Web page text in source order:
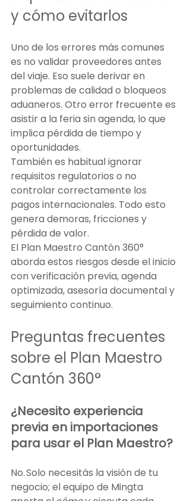
y cómo evitarlos
Uno de los errores más comunes
es no validar proveedores antes
del viaje. Eso suele derivar en
problemas de calidad o bloqueos
aduaneros. Otro error frecuente es
asistir a la feria sin agenda, lo que
implica pérdida de tiempo y
oportunidades.
También es habitual ignorar
requisitos regulatorios o no
controlar correctamente los
pagos internacionales. Todo esto
genera demoras, fricciones y
pérdida de valor.
El Plan Maestro Cantón 360°
aborda estos riesgos desde el inicio
con verificación previa, agenda
optimizada, asesoría documental y
seguimiento continuo.
Preguntas frecuentes
sobre el Plan Maestro
Cantón 360°
¿Necesito experiencia
previa en importaciones
para usar el Plan Maestro?
No. Solo necesitás la visión de tu
negocio; el equipo de Mingta